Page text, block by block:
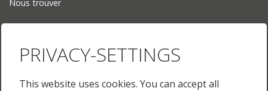
Nous trouver
Deutsch
English
PRIVACY-SETTINGS
This website uses cookies. You can accept all